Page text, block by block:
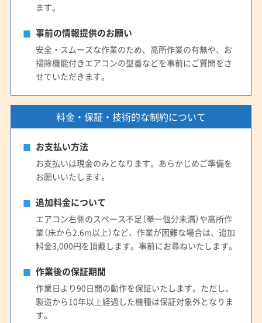
ます。
事前の情報提供のお願い
安全・スムーズな作業のため、高所作業の有無や、お
掃除機能付きエアコンの型番などを事前にご質問をさ
せていただきます。
料金・保証・技術的な制約について
お支払い方法
お支払いは現金のみとなります。あらかじめご準備を
お願いいたします。
追加料金について
エアコン右側のスペース不足（拳一個分未満）や高所作
業（床から2.6m以上）など、作業が困難な場合は、追加
料金3,000円を頂戴します。事前にお尋ねいたします。
作業後の保証期間
作業日より90日間の動作を保証いたします。ただし、
製造から10年以上経過した機種は保証対象外となりま
す。